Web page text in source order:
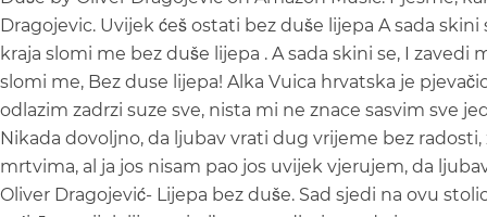
Dragojevic. Uvijek ćeš ostati bez duše lijepa A sada
kraja slomi me bez duše lijepa . A sada skini se, I
slomi me, Bez duse lijepa! Alka Vuica hrvatska je
odlazim zadrzi suze sve, nista mi ne znace sasvim sve
Nikada dovoljno, da ljubav vrati dug vrijeme bez
mrtvima, al ja jos nisam pao jos uvijek vjerujem, da
Oliver Dragojević- Lijepa bez duše. Sad sjedi na ovu